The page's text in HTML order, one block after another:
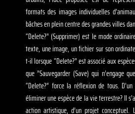
formats des images individuelles
bâches en plein centre des grandes villes
“Delete?” (Supprimer) est le mode
texte, une image, un fichier sur son
t-il lorsque “Delete?” est associé aux
que ”Sauvegarder (Save) qui n’engage
“Delete?” force la réflexion de tous.
éliminer une espèce de la vie terrestre? Il
action artistique, d’un projet conceptuel.